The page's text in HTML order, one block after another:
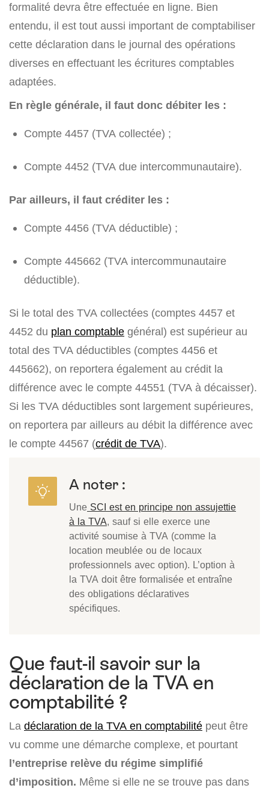
formalité devra être effectuée en ligne. Bien
entendu, il est tout aussi important de comptabiliser
cette déclaration dans le journal des opérations
diverses en effectuant les écritures comptables
adaptées.
En règle générale, il faut donc débiter les :
Compte 4457 (TVA collectée) ;
Compte 4452 (TVA due intercommunautaire).
Par ailleurs, il faut créditer les :
Compte 4456 (TVA déductible) ;
Compte 445662 (TVA intercommunautaire
déductible).
Si le total des TVA collectées (comptes 4457 et
4452 du plan comptable général) est supérieur au
total des TVA déductibles (comptes 4456 et
445662), on reportera également au crédit la
différence avec le compte 44551 (TVA à décaisser).
Si les TVA déductibles sont largement supérieures,
on reportera par ailleurs au débit la différence avec
le compte 44567 (crédit de TVA).
A noter :
Une SCI est en principe non assujettie
à la TVA, sauf si elle exerce une
activité soumise à TVA (comme la
location meublée ou de locaux
professionnels avec option). L’option à
la TVA doit être formalisée et entraîne
des obligations déclaratives
spécifiques.
Que faut-il savoir sur la
déclaration de la TVA en
comptabilité ?
La déclaration de la TVA en comptabilité peut être
vu comme une démarche complexe, et pourtant
l’entreprise relève du régime simplifié
d’imposition. Même si elle ne se trouve pas dans